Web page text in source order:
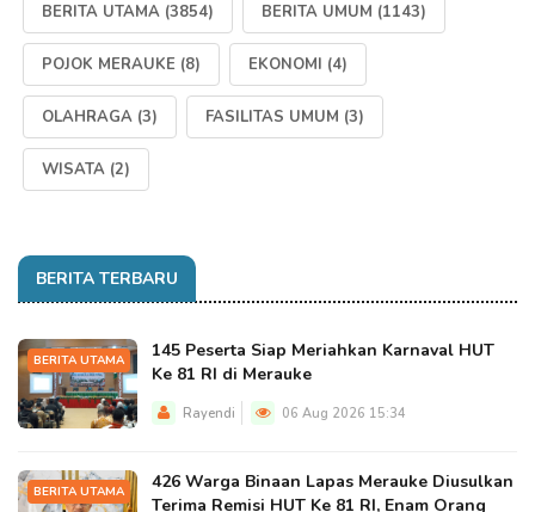
BERITA UTAMA (3854) BERITA UMUM (1143)
POJOK MERAUKE (8) EKONOMI (4)
OLAHRAGA (3) FASILITAS UMUM (3)
WISATA (2)
BERITA TERBARU
BERITA UTAMA
145 Peserta Siap Meriahkan Karnaval HUT
Ke 81 RI di Merauke
Rayendi 06 Aug 2026 15:34
BERITA UTAMA
426 Warga Binaan Lapas Merauke Diusulkan
Terima Remisi HUT Ke 81 RI, Enam Orang